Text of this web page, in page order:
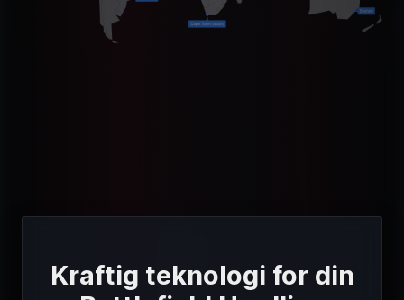
Kraftig teknologi for din
Battlefield Hardline